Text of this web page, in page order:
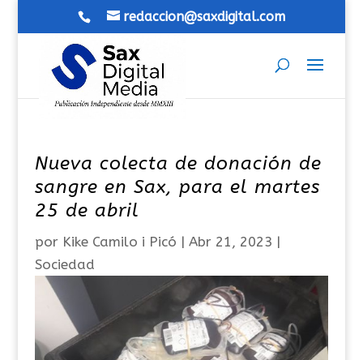
redaccion@saxdigital.com
Nueva colecta de donación de
sangre en Sax, para el martes
25 de abril
por Kike Camilo i Picó | Abr 21, 2023 |
Sociedad